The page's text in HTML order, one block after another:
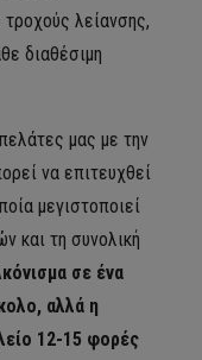
λείανσης,
διαθέσιμη
μας με την
να επιτευχθεί
μεγιστοποιεί
και τη συνολική
σε ένα
αλλά η
12-15 φορές